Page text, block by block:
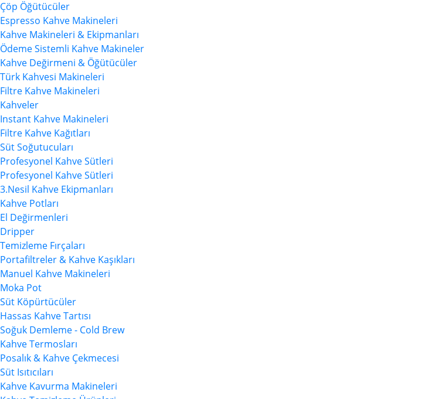
Çöp Öğütücüler
Espresso Kahve Makineleri
Kahve Makineleri & Ekipmanları
Ödeme Sistemli Kahve Makineler
Kahve Değirmeni & Öğütücüler
Türk Kahvesi Makineleri
Filtre Kahve Makineleri
Kahveler
Instant Kahve Makineleri
Filtre Kahve Kağıtları
Süt Soğutucuları
Profesyonel Kahve Sütleri
Profesyonel Kahve Sütleri
3.Nesil Kahve Ekipmanları
Kahve Potları
El Değirmenleri
Dripper
Temizleme Fırçaları
Portafiltreler & Kahve Kaşıkları
Manuel Kahve Makineleri
Moka Pot
Süt Köpürtücüler
Hassas Kahve Tartısı
Soğuk Demleme - Cold Brew
Kahve Termosları
Posalık & Kahve Çekmecesi
Süt Isıtıcıları
Kahve Kavurma Makineleri